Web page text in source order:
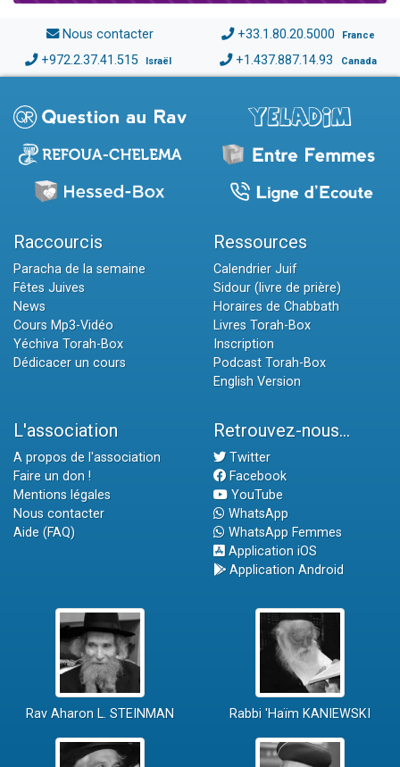
Nous contacter +33.1.80.20.5000 France
+972.2.37.41.515 Israël +1.437.887.14.93 Canada
Raccourcis
Paracha de la semaine
Fêtes Juives
News
Cours Mp3-Vidéo
Yéchiva Torah-Box
Dédicacer un cours
Ressources
Calendrier Juif
Sidour (livre de prière)
Horaires de Chabbath
Livres Torah-Box
Inscription
Podcast Torah-Box
English Version
L'association
A propos de l'association
Faire un don !
Mentions légales
Nous contacter
Aide (FAQ)
Retrouvez-nous...
Twitter
Facebook
YouTube
WhatsApp
WhatsApp Femmes
Application iOS
Application Android
Rav Aharon L. STEINMAN Rabbi 'Haïm KANIEWSKI